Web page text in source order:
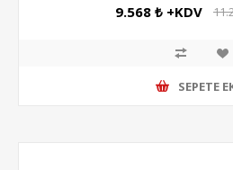
9.568 ₺ +KDV
SEPETE